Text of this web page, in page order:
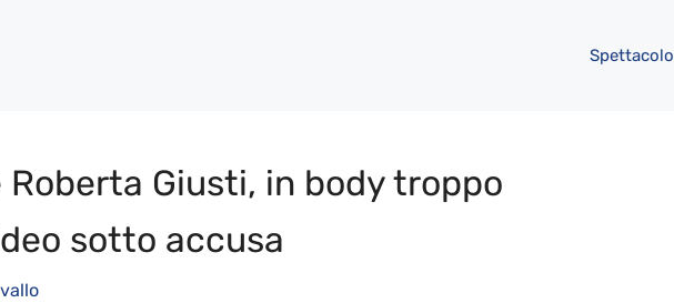
Spettacolo
Roberta Giusti, in body troppo
sotto accusa